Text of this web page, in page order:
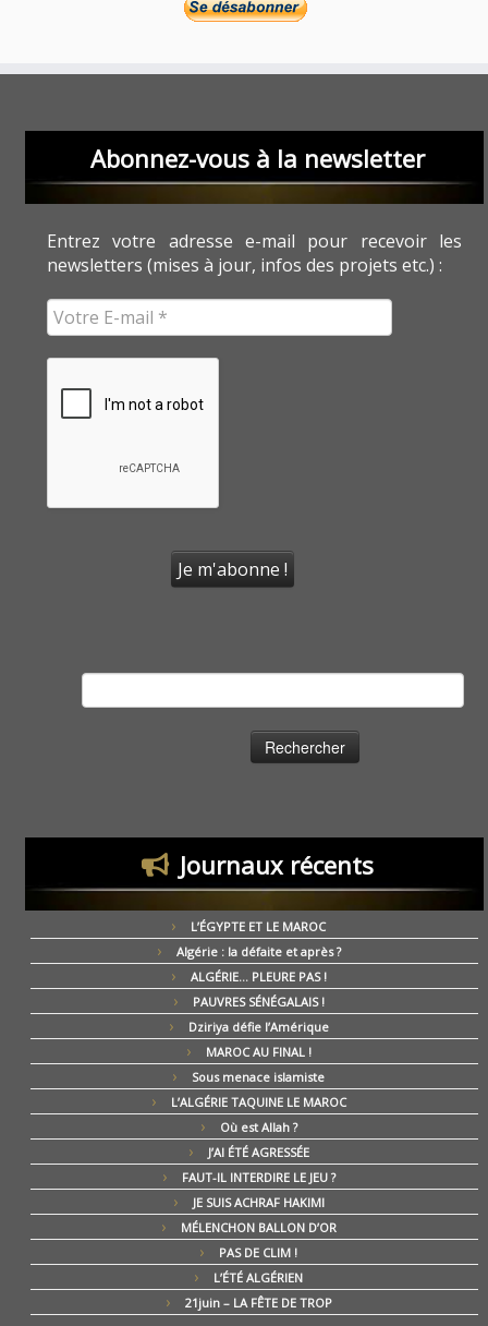
Abonnez-vous à la newsletter
Entrez votre adresse e-mail pour recevoir les
newsletters (mises à jour, infos des projets etc.) :
Journaux récents
L’ÉGYPTE ET LE MAROC
Algérie : la défaite et après ?
ALGÉRIE… PLEURE PAS !
PAUVRES SÉNÉGALAIS !
Dziriya défie l’Amérique
MAROC AU FINAL !
Sous menace islamiste
L’ALGÉRIE TAQUINE LE MAROC
Où est Allah ?
J’AI ÉTÉ AGRESSÉE
FAUT-IL INTERDIRE LE JEU ?
JE SUIS ACHRAF HAKIMI
MÉLENCHON BALLON D’OR
PAS DE CLIM !
L’ÉTÉ ALGÉRIEN
21juin – LA FÊTE DE TROP